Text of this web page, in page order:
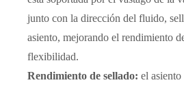
junto con la dirección del fluido,
asiento, mejorando el rendimiento
flexibilidad.
Rendimiento de sellado: el